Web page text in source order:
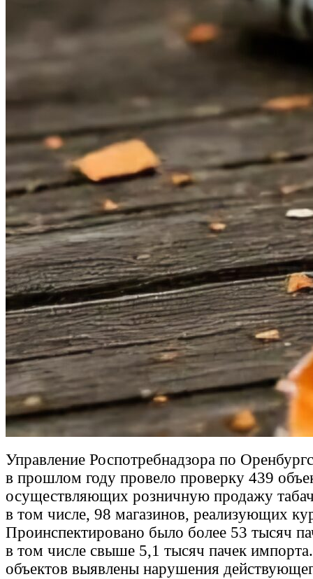
Управление Роспотребнадзора по
в прошлом году провело проверку 439
осуществляющих розничную продажу
в том числе, 98 магазинов, реализующих
Проинспектировано было более 53 тысяч
в том числе свыше 5,1 тысяч пачек
объектов выявлены нарушения